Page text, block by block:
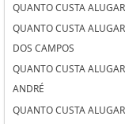
QUANTO CUSTA
QUANTO CUSTA
DOS CAMPOS
QUANTO CUSTA
ANDRÉ
QUANTO CUSTA